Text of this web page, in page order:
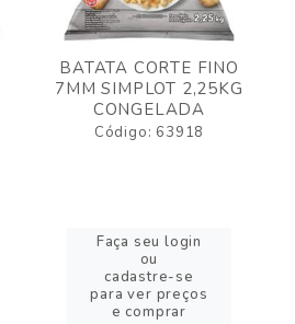
BATATA CORTE FINO
7MM SIMPLOT 2,25KG
CONGELADA
Código: 63918
Faça seu login
ou
cadastre-se
para ver preços
e comprar